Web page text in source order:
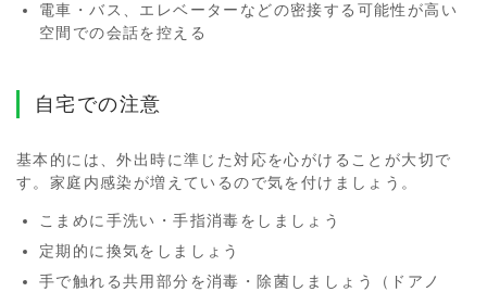
電車・バス、エレベーターなどの密接する可能性が高い
空間での会話を控える
自宅での注意
基本的には、外出時に準じた対応を心がけることが大切で
す。家庭内感染が増えているので気を付けましょう。
こまめに手洗い・手指消毒をしましょう
定期的に換気をしましょう
手で触れる共用部分を消毒・除菌しましょう（ドアノ